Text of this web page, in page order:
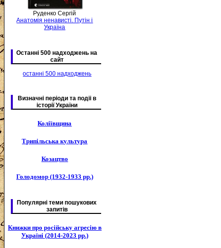
Руденко Сергій
Анатомія ненависті. Путін і
Україна
Останні 500 надходжень на
сайт
останні 500 надходжень
Визначні періоди та подіі в
історії України
Коліївщина
Трипільська культура
Козацтво
Голодомор (1932-1933 рр.)
Популярні теми пошукових
запитів
Книжки про російську агресію в
Україні (2014-2023 рр.)